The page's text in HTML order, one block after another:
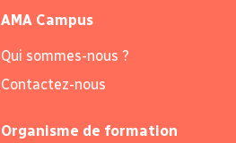
AMA Campus
Qui sommes-nous ?
Contactez-nous
Organisme de formation